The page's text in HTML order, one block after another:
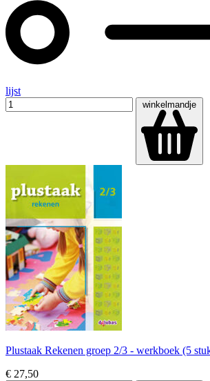
lijst
winkelmandje
Plustaak Rekenen groep 2/3 - werkboek (5
€ 27,50